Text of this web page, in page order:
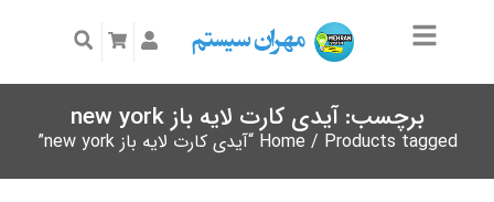
برچسب: آیدی کارت لایه باز new york
Home / Products tagged “آیدی کارت لایه باز new york”